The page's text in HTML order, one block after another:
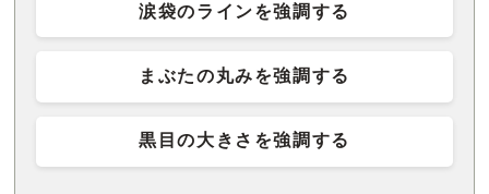
涙袋のラインを強調する
まぶたの丸みを強調する
黒目の大きさを強調する